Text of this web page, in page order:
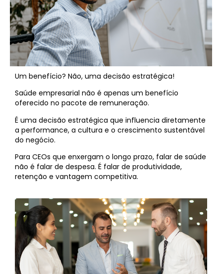
Um benefício? Não, uma decisão estratégica!
Saúde empresarial não é apenas um benefício
oferecido no pacote de remuneração.
É uma decisão estratégica que influencia diretamente
a performance, a cultura e o crescimento sustentável
do negócio.
Para CEOs que enxergam o longo prazo, falar de saúde
não é falar de despesa. É falar de produtividade,
retenção e vantagem competitiva.